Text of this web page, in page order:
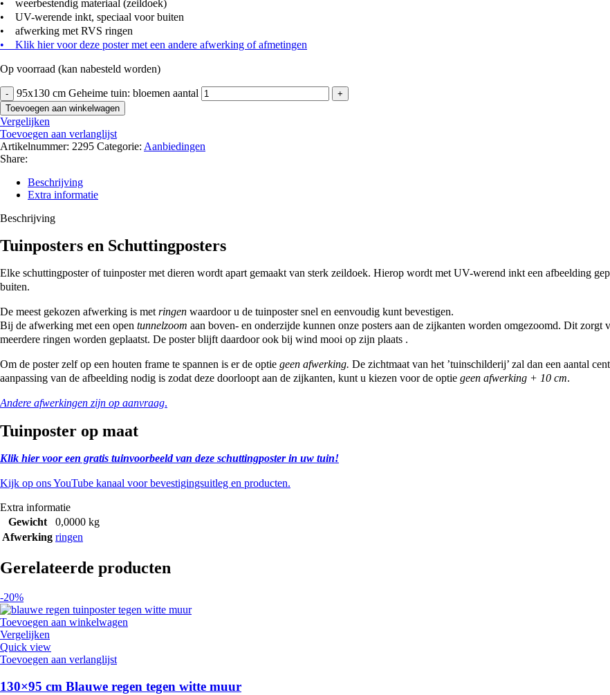
• weerbestendig materiaal (zeildoek)
• UV-werende inkt, speciaal voor buiten
• afwerking met RVS ringen
• Klik hier voor deze poster met een andere afwerking of afmetingen
Op voorraad (kan nabesteld worden)
95x130 cm Geheime tuin: bloemen aantal
Toevoegen aan winkelwagen
Vergelijken
Toevoegen aan verlanglijst
Artikelnummer: 2295 Categorie: Aanbiedingen
Share:
Beschrijving
Extra informatie
Beschrijving
Tuinposters en Schuttingposters
Elke schuttingposter of tuinposter met dieren wordt apart gemaakt van sterk zeildoek. Hierop wordt met UV-werend inkt een afbeelding
buiten.
De meest gekozen afwerking is met ringen waardoor u de tuinposter snel en eenvoudig kunt bevestigen.
Bij de afwerking met een open tunnelzoom aan boven- en onderzijde kunnen onze posters aan de zijkanten worden omgezoomd. Dit
meerdere ringen worden geplaatst. De poster blijft daardoor ook bij wind mooi op zijn plaats .
Om de poster zelf op een houten frame te spannen is er de optie geen afwerking. De zichtmaat van het ’tuinschilderij’ zal dan een aantal
aanpassing van de afbeelding nodig is zodat deze doorloopt aan de zijkanten, kunt u kiezen voor de optie geen afwerking + 10 cm.
Andere afwerkingen zijn op aanvraag.
Tuinposter op maat
Klik hier voor een gratis tuinvoorbeeld van deze schuttingposter in uw tuin!
Kijk op ons YouTube kanaal voor bevestigingsuitleg en producten.
Extra informatie
Gewicht
0,0000 kg
Afwerking ringen
Gerelateerde producten
-20%
Toevoegen aan winkelwagen
Vergelijken
Quick view
Toevoegen aan verlanglijst
130×95 cm Blauwe regen tegen witte muur